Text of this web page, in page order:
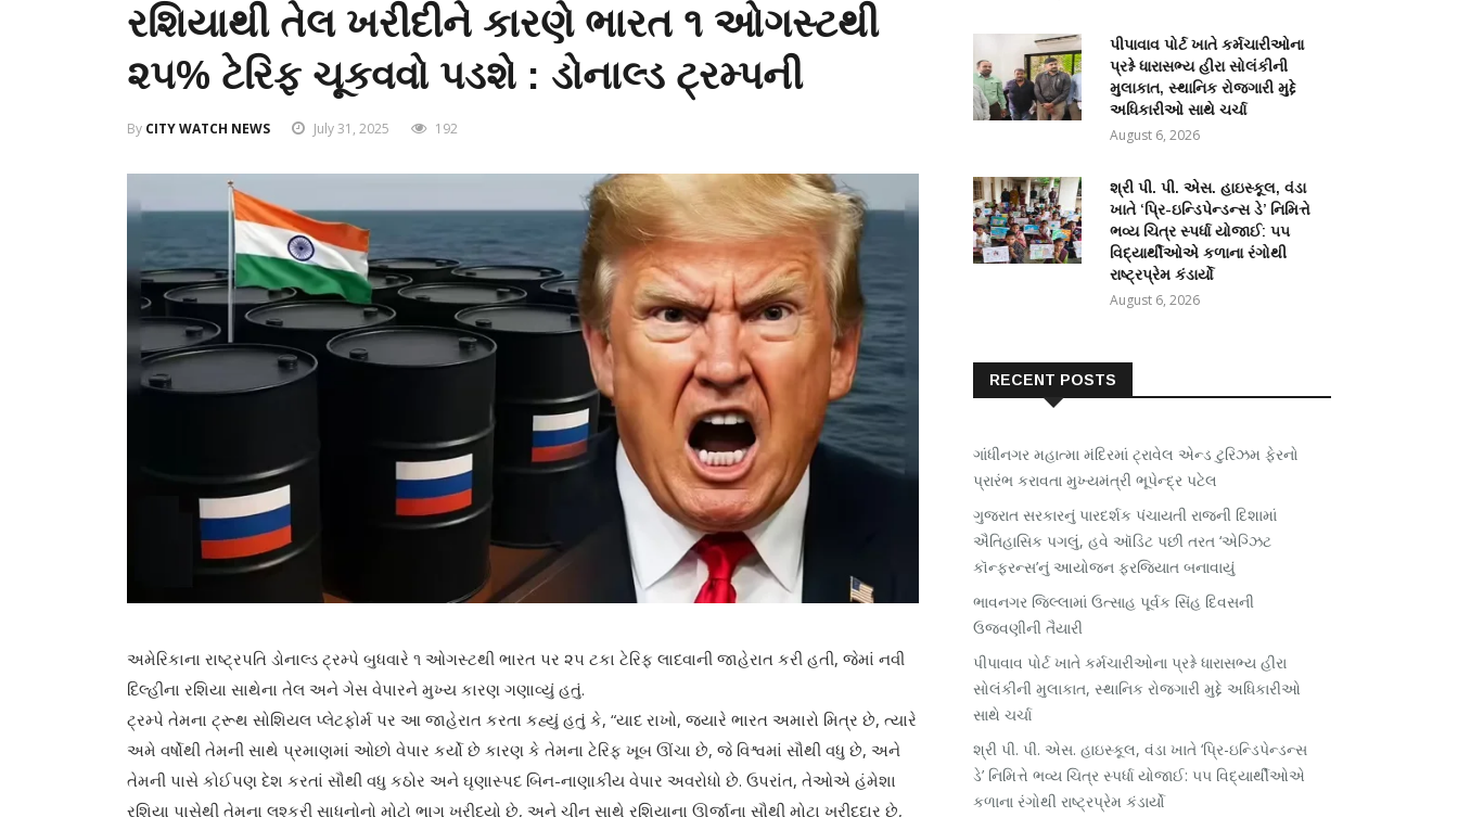
રશિયાથી તેલ ખરીદીને કારણે ભારત ૧ ઓગસ્ટથી
૨૫% ટેરિફ ચૂકવવો પડશે : ડોનાલ્ડ ટ્રમ્પની
By CITY WATCH NEWS July 31, 2025 192
અમેરિકાના રાષ્ટ્રપતિ ડોનાલ્ડ ટ્રમ્પે બુધવારે ૧ ઓગસ્ટથી ભારત પર ૨૫ ટકા ટેરિફ લાદવાની જાહેરાત કરી હતી, જેમાં નવી
દિલ્હીના રશિયા સાથેના તેલ અને ગેસ વેપારને મુખ્ય કારણ ગણાવ્યું હતું.
ટ્રમ્પે તેમના ટ્રૂથ સોશિયલ પ્લેટફોર્મ પર આ જાહેરાત કરતા કહ્યું હતું કે, “યાદ રાખો, જ્યારે ભારત અમારો મિત્ર છે, ત્યારે
અમે વર્ષોથી તેમની સાથે પ્રમાણમાં ઓછો વેપાર કર્યો છે કારણ કે તેમના ટેરિફ ખૂબ ઊંચા છે, જે વિશ્વમાં સૌથી વધુ છે, અને
તેમની પાસે કોઈપણ દેશ કરતાં સૌથી વધુ કઠોર અને ઘૃણાસ્પદ બિન-નાણાકીય વેપાર અવરોધો છે. ઉપરાંત, તેઓએ હંમેશા
રશિયા પાસેથી તેમના લશ્કરી સાધનોનો મોટો ભાગ ખરીદ્યો છે, અને ચીન સાથે રશિયાના ઊર્જાના સૌથી મોટા ખરીદદાર છે,
પીપાવાવ પોર્ટ ખાતે કર્મચારીઓના
પ્રશ્ને ધારાસભ્ય હીરા સોલંકીની
મુલાકાત, સ્થાનિક રોજગારી મુદ્દે
અધિકારીઓ સાથે ચર્ચા
August 6, 2026
શ્રી પી. પી. એસ. હાઇસ્કૂલ, વંડા
ખાતે ‘પ્રિ-ઇન્ડિપેન્ડન્સ ડે’ નિમિત્તે
ભવ્ય ચિત્ર સ્પર્ધા યોજાઈ: ૫૫
વિદ્યાર્થીઓએ કળાના રંગોથી
રાષ્ટ્રપ્રેમ કંડાર્યો
August 6, 2026
RECENT POSTS
ગાંધીનગર મહાત્મા મંદિરમાં ટ્રાવેલ એન્ડ ટુરિઝમ ફેરનો
પ્રારંભ કરાવતા મુખ્યમંત્રી ભૂપેન્દ્ર પટેલ
ગુજરાત સરકારનું પારદર્શક પંચાયતી રાજની દિશામાં
ઐતિહાસિક પગલું, હવે ઑડિટ પછી તરત ‘એગ્ઝિટ
કૉન્ફરન્સ’નું આયોજન ફરજિયાત બનાવાયું
ભાવનગર જિલ્લામાં ઉત્સાહ પૂર્વક સિંહ દિવસની
ઉજવણીની તૈયારી
પીપાવાવ પોર્ટ ખાતે કર્મચારીઓના પ્રશ્ને ધારાસભ્ય હીરા
સોલંકીની મુલાકાત, સ્થાનિક રોજગારી મુદ્દે અધિકારીઓ
સાથે ચર્ચા
શ્રી પી. પી. એસ. હાઇસ્કૂલ, વંડા ખાતે ‘પ્રિ-ઇન્ડિપેન્ડન્સ
ડે’ નિમિત્તે ભવ્ય ચિત્ર સ્પર્ધા યોજાઈ: ૫૫ વિદ્યાર્થીઓએ
કળાના રંગોથી રાષ્ટ્રપ્રેમ કંડાર્યો